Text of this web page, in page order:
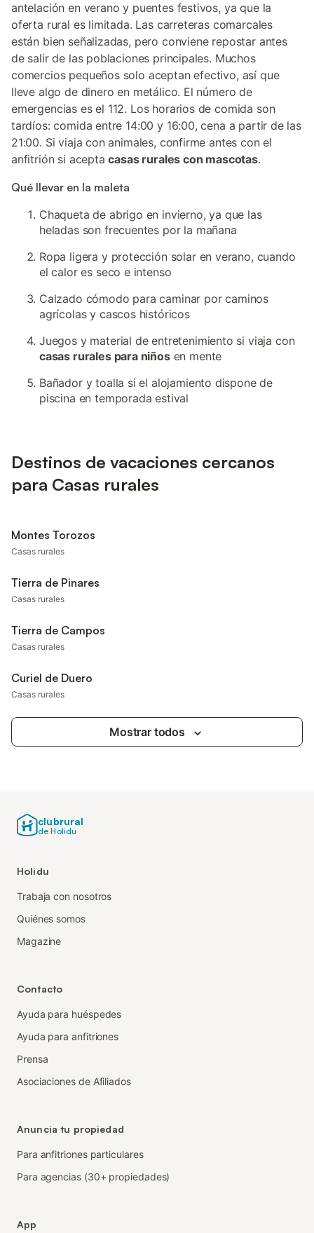
antelación en verano y puentes festivos, ya que la
oferta rural es limitada. Las carreteras comarcales
están bien señalizadas, pero conviene repostar antes
de salir de las poblaciones principales. Muchos
comercios pequeños solo aceptan efectivo, así que
lleve algo de dinero en metálico. El número de
emergencias es el 112. Los horarios de comida son
tardíos: comida entre 14:00 y 16:00, cena a partir de las
21:00. Si viaja con animales, confirme antes con el
anfitrión si aceptacasas rurales con mascotas.
Qué llevar en la maleta
Chaqueta de abrigo en invierno, ya que las
heladas son frecuentes por la mañana
Ropa ligera y protección solar en verano, cuando
el calor es seco e intenso
Calzado cómodo para caminar por caminos
agrícolas y cascos históricos
Juegos y material de entretenimiento si viaja con
casas rurales para niñosen mente
Bañador y toalla si el alojamiento dispone de
piscina en temporada estival
Destinos de vacaciones cercanos
para Casas rurales
Montes Torozos
Casas rurales
Tierra de Pinares
Casas rurales
Tierra de Campos
Casas rurales
Curiel de Duero
Casas rurales
Mostrar todos
clubrural
de Holidu
Holidu
Trabaja con nosotros
Quiénes somos
Magazine
Contacto
Ayuda para huéspedes
Ayuda para anfitriones
Prensa
Asociaciones de Afiliados
Anuncia tu propiedad
Para anfitriones particulares
Para agencias (30+ propiedades)
App